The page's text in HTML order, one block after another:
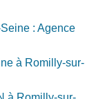
: Agence
à Romilly-sur-